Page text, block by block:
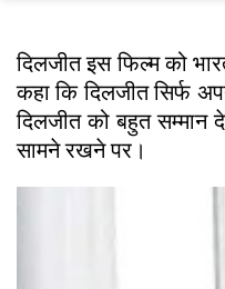
दिलजीत इस फिल्म को
कहा कि दिलजीत सिर्फ
दिलजीत को बहुत सम्मान
सामने रखने पर।